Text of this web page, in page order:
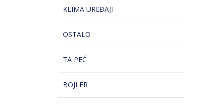
KLIMA UREĐAJI
OSTALO
TA PEĆ
BOJLER